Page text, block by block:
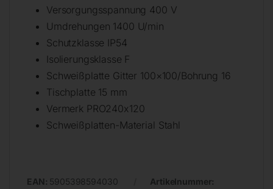
Versorgungsspannung 400 V
Umdrehungen 1400 U/min
Schutzklasse IP54
Isolierungsklasse F
Schweißplatte Gitter 100×100/Bohrung 16
Tischplatte 15 mm
Vermerk PRO240x120
Schweißplatten-Material Stahl
EAN: 5905398594030
Artikelnummer: